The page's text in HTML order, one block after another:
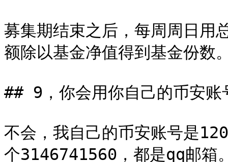
募集期结束之后，每周周日用
额除以基金净值得到基金份数
## 9，你会用你自己的币安
不会，我自己的币安账号是
个3146741560，都是qq邮箱